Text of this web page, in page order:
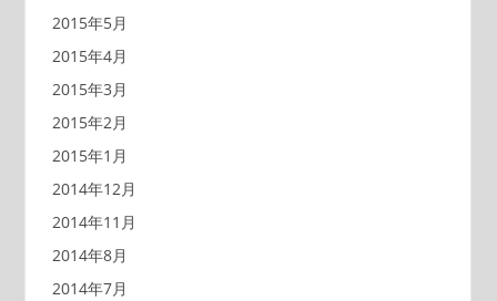
2015年5月
2015年4月
2015年3月
2015年2月
2015年1月
2014年12月
2014年11月
2014年8月
2014年7月